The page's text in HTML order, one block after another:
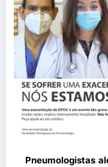
Pneumologistas